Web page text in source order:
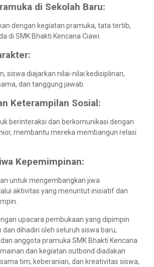
di Sekolah Baru:
dengan kegiatan pramuka, tata tertib,
di SMK Bhakti Kencana Ciawi.
siswa diajarkan nilai-nilai kedisiplinan,
dan tanggung jawab.
Keterampilan Sosial:
berinteraksi dan berkomunikasi dengan
membantu mereka membangun relasi
Kepemimpinan:
untuk mengembangkan jiwa
aktivitas yang menuntut inisiatif dan
upacara pembukaan yang dipimpin
dan dihadiri oleh seluruh siswa baru,
anggota pramuka SMK Bhakti Kencana
dan kegiatan outbond diadakan
tim, keberanian, dan kreativitas siswa,